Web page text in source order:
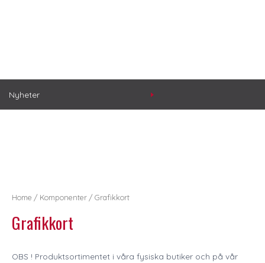
Nyheter
Home / Komponenter / Grafikkort
Grafikkort
OBS ! Produktsortimentet i våra fysiska butiker och på vår